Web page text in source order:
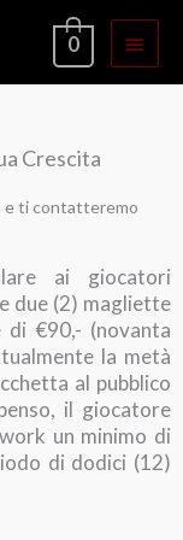
Menú
0
Crescita
e ti contatteremo
ai giocatori
due (2) magliette
di €90,- (novanta
la metà
al pubblico
il giocatore
un minimo di
di dodici (12)